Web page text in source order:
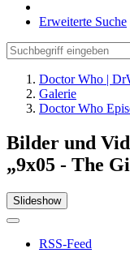
Erweiterte Suche
Doctor Who |
Galerie
Doctor Who
Bilder und
„9x05 - The
Slideshow
RSS-Feed